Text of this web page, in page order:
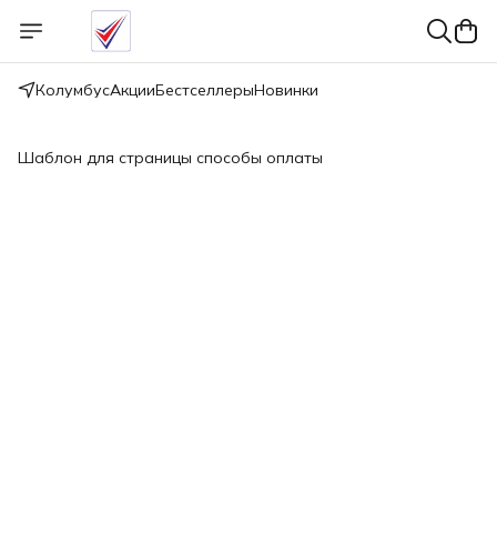
КолумбусАкцииБестселлерыНовинки
Шаблон для страницы способы оплаты